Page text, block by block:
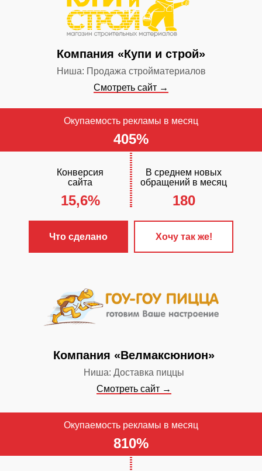
Компания «Купи и строй»
Ниша: Продажа стройматериалов
Конверсия
сайта
В среднем новых
обращений в месяц
Окупаемость рекламы в месяц
15,6% 180
405%
Что сделано Хочу так же!
Смотреть сайт →
Компания «Велмаксюнион»
Ниша: Доставка пиццы
Окупаемость рекламы в месяц
810%
Смотреть сайт →